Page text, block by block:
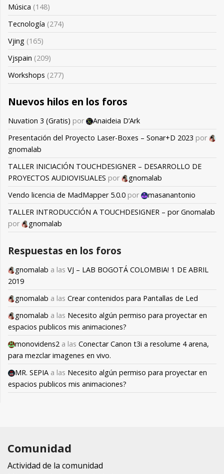
Música (148)
Tecnología (274)
Vjing (165)
Vjspain (209)
Workshops (277)
Nuevos hilos en los foros
Nuvation 3 (Gratis) por
Anaideia D’Ark
Presentación del Proyecto Laser-Boxes – Sonar+D 2023 por
gnomalab
TALLER INICIACIÓN TOUCHDESIGNER – DESARROLLO DE
PROYECTOS AUDIOVISUALES por
gnomalab
Vendo licencia de MadMapper 5.0.0 por
masanantonio
TALLER INTRODUCCIÓN A TOUCHDESIGNER – por Gnomalab
por
gnomalab
Respuestas en los foros
gnomalab a las VJ – LAB BOGOTÁ COLOMBIA! 1 DE ABRIL
2019
gnomalab a las Crear contenidos para Pantallas de Led
gnomalab a las Necesito algún permiso para proyectar en
espacios publicos mis animaciones?
monovidens2 a las Conectar Canon t3i a resolume 4 arena,
para mezclar imagenes en vivo.
MR. SEPIA a las Necesito algún permiso para proyectar en
espacios publicos mis animaciones?
Comunidad
Actividad de la comunidad